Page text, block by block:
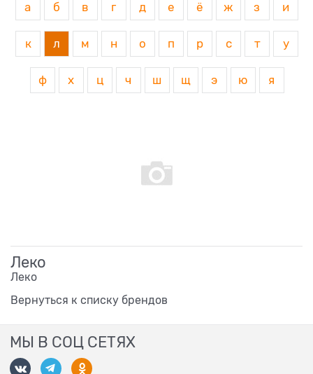
а б в г д е ё ж з и
к л м н о п р с т у
ф х ц ч ш щ э ю я
Леко
Леко
Вернуться к списку брендов
МЫ В СОЦ СЕТЯХ